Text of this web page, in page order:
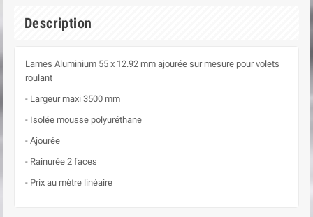
Description
Lames Aluminium 55 x 12.92 mm ajourée sur mesure pour volets
roulant
- Largeur maxi 3500 mm
- Isolée mousse polyuréthane
- Ajourée
- Rainurée 2 faces
- Prix au mètre linéaire